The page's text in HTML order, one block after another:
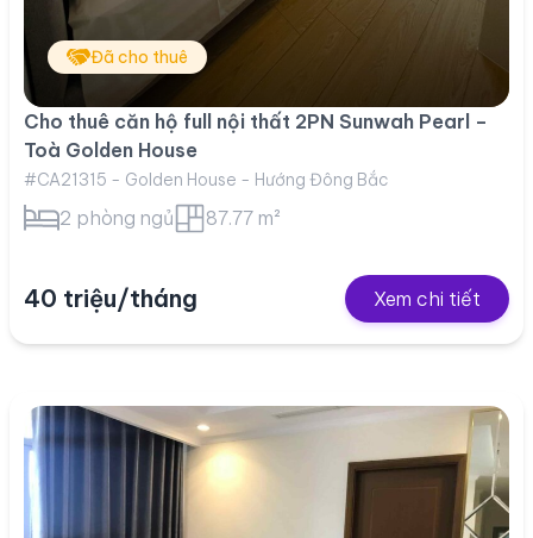
Đã cho thuê
Cho thuê căn hộ full nội thất 2PN Sunwah Pearl –
Toà Golden House
#CA21315 - Golden House - Hướng Đông Bắc
2 phòng ngủ 87.77 m²
40 triệu/tháng Xem chi tiết